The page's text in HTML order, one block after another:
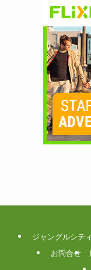
ジャングルシテ
お問合せ